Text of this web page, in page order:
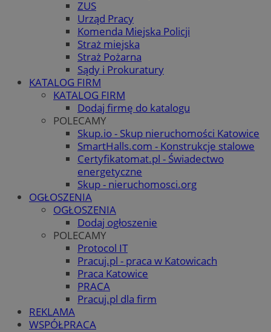
ZUS
Urząd Pracy
Komenda Miejska Policji
Straż miejska
Straż Pożarna
Sądy i Prokuratury
KATALOG FIRM
KATALOG FIRM
Dodaj firmę do katalogu
POLECAMY
Skup.io - Skup nieruchomości Katowice
SmartHalls.com - Konstrukcje stalowe
Certyfikatomat.pl - Świadectwo
energetyczne
Skup - nieruchomosci.org
OGŁOSZENIA
OGŁOSZENIA
Dodaj ogłoszenie
POLECAMY
Protocol IT
Pracuj.pl - praca w Katowicach
Praca Katowice
PRACA
Pracuj.pl dla firm
REKLAMA
WSPÓŁPRACA